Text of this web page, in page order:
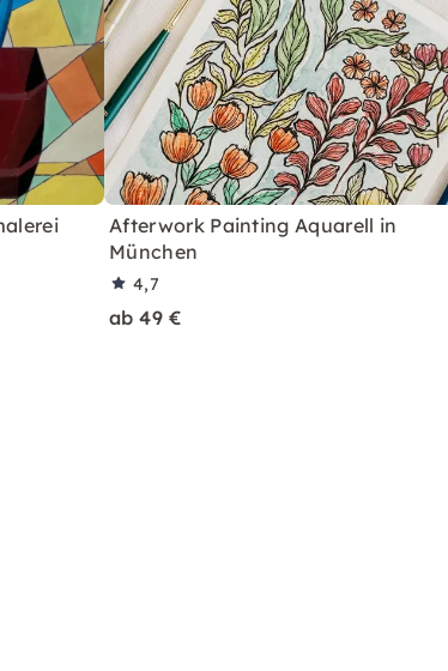
Afterwork Painting Aquarell in
München
4,7
ab 49 €